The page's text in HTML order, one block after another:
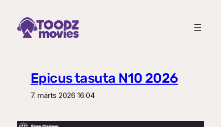
juurde
Epicus tasuta N10 2026
7. märts 2026 16:04